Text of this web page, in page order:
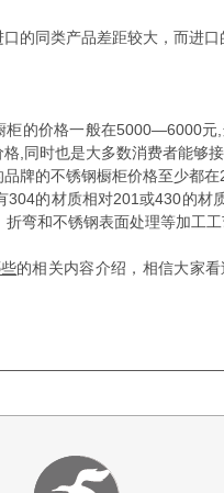
的同类产品差距较大，而进口
的价格一般在5000—6000
,同时也是大多数消费者能够接
牌的不锈钢橱柜价格至少都
的材质相对201或430的材
弯和不锈钢表面处理等加工工
的相关内容介绍，相信大家